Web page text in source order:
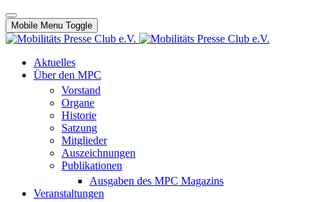
Mobile Menu Toggle
Aktuelles
Über den MPC
Vorstand
Organe
Historie
Satzung
Mitglieder
Auszeichnungen
Publikationen
Ausgaben des MPC Magazins
Veranstaltungen